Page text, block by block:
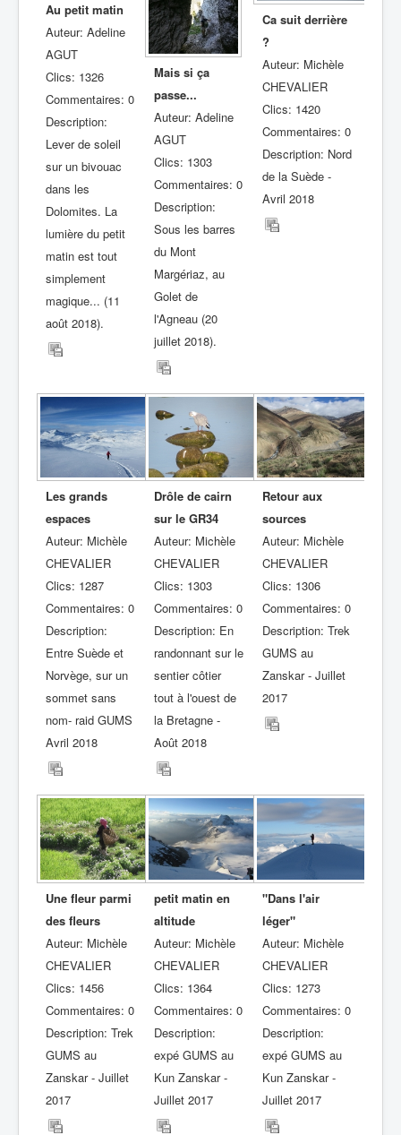
Au petit matin
Auteur: Adeline
AGUT
Clics: 1326
Commentaires: 0
Description:
Lever de soleil
sur un bivouac
dans les
Dolomites. La
lumière du petit
matin est tout
simplement
magique... (11
août 2018).
Mais si ça
passe...
Auteur: Adeline
AGUT
Clics: 1303
Commentaires: 0
Description:
Sous les barres
du Mont
Margériaz, au
Golet de
l'Agneau (20
juillet 2018).
Ca suit derrière
?
Auteur: Michèle
CHEVALIER
Clics: 1420
Commentaires: 0
Description: Nord
de la Suède -
Avril 2018
Les grands
espaces
Auteur: Michèle
CHEVALIER
Clics: 1287
Commentaires: 0
Description:
Entre Suède et
Norvège, sur un
sommet sans
nom- raid GUMS
Avril 2018
Drôle de cairn
sur le GR34
Auteur: Michèle
CHEVALIER
Clics: 1303
Commentaires: 0
Description: En
randonnant sur le
sentier côtier
tout à l'ouest de
la Bretagne -
Août 2018
Retour aux
sources
Auteur: Michèle
CHEVALIER
Clics: 1306
Commentaires: 0
Description: Trek
GUMS au
Zanskar - Juillet
2017
Une fleur parmi
des fleurs
Auteur: Michèle
CHEVALIER
Clics: 1456
Commentaires: 0
Description: Trek
GUMS au
Zanskar - Juillet
2017
petit matin en
altitude
Auteur: Michèle
CHEVALIER
Clics: 1364
Commentaires: 0
Description:
expé GUMS au
Kun Zanskar -
Juillet 2017
"Dans l'air
léger"
Auteur: Michèle
CHEVALIER
Clics: 1273
Commentaires: 0
Description:
expé GUMS au
Kun Zanskar -
Juillet 2017